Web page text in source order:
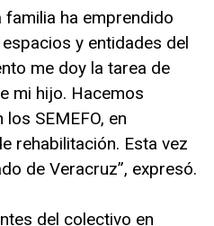
familia ha emprendido
y entidades del
me doy la tarea de
mi hijo. Hacemos
SEMEFO, en
rehabilitación. Esta vez
de Veracruz”, expresó.
del colectivo en